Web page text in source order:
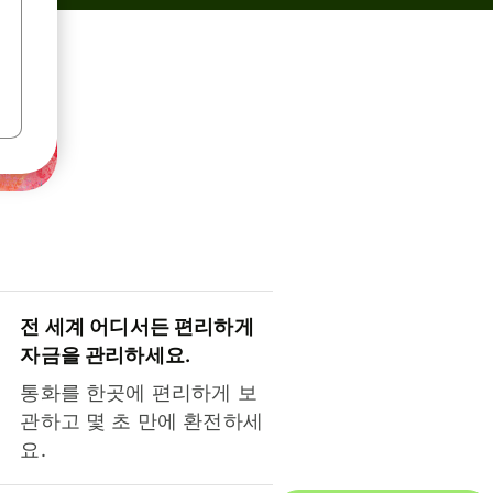
전 세계 어디서든 편리하게
자금을 관리하세요.
통화를 한곳에 편리하게 보
관하고 몇 초 만에 환전하세
요.